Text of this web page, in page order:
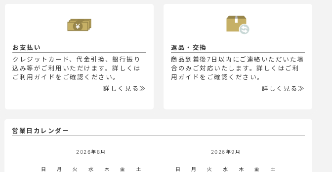
お支払い
クレジットカード、代金引換、銀行振り
込み等がご利用いただけます。詳しくは
ご利用ガイドをご確認ください。
詳しく見る≫
返品・交換
商品到着後7日以内にご連絡いただいた場
合のみご対応いたします。詳しくはご利
用ガイドをご確認ください。
詳しく見る≫
営業日カレンダー
2026年8月
日 月 火 水 木 金 土
2026年9月
日 月 火 水 木 金 土